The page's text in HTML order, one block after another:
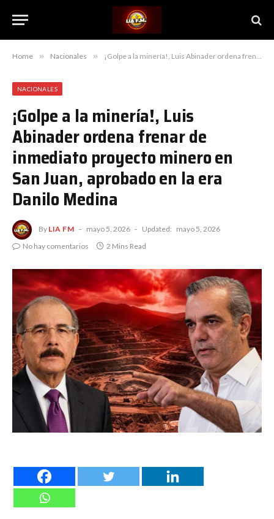
Home » Nacionales » ¡Golpe a la minería!, Luis Abinader ordena frenar de inmediato proyecto minero en San Juan, aprobado en la era Danilo Medina
NACIONALES
¡Golpe a la minería!, Luis
Abinader ordena frenar de
inmediato proyecto minero en
San Juan, aprobado en la era
Danilo Medina
By LIA FM mayo 5, 2026 Updated: mayo 5, 2026
No hay comentarios
2 Mins Read